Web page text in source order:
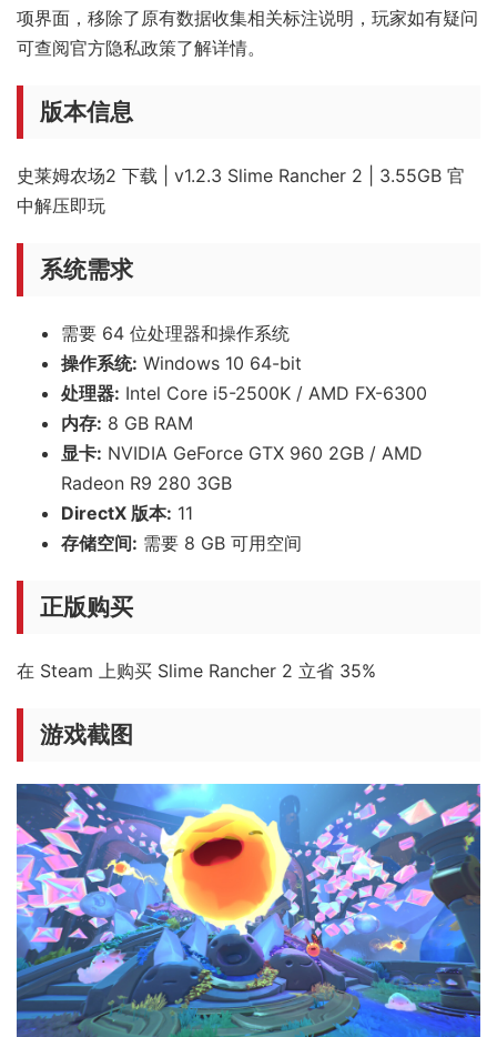
项界面，移除了原有数据收集相关标注说明，玩家如有疑问
可查阅官方隐私政策了解详情。
版本信息
史莱姆农场2 下载 | v1.2.3 Slime Rancher 2 | 3.55GB 官
中解压即玩
系统需求
需要 64 位处理器和操作系统
操作系统: Windows 10 64-bit
处理器: Intel Core i5-2500K / AMD FX-6300
内存: 8 GB RAM
显卡: NVIDIA GeForce GTX 960 2GB / AMD
Radeon R9 280 3GB
DirectX 版本: 11
存储空间: 需要 8 GB 可用空间
正版购买
在 Steam 上购买 Slime Rancher 2 立省 35%
游戏截图